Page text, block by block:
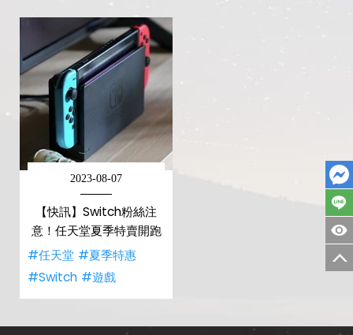
2023-08-07
【快訊】Switch粉絲注
意！任天堂夏季特賣開跑
#任天堂 #夏季特惠
#Switch #遊戲